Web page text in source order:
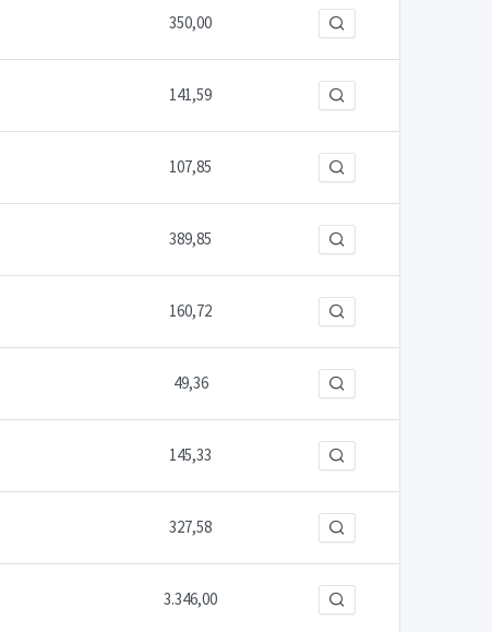
350,00
141,59
107,85
389,85
160,72
49,36
145,33
327,58
3.346,00